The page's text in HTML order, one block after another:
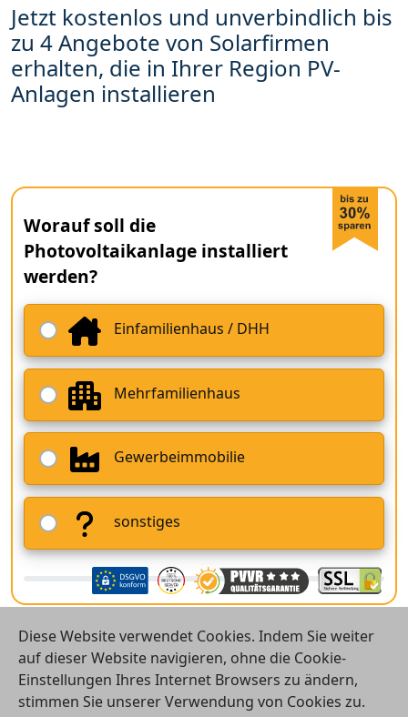
Jetzt kostenlos und unverbindlich bis
zu 4 Angebote von Solarfirmen
erhalten, die in Ihrer Region PV-
Anlagen installieren
Worauf soll die
Photovoltaikanlage installiert
werden?
Einfamilienhaus / DHH
Mehrfamilienhaus
Gewerbeimmobilie
sonstiges
© 2026 Vergleichsrechner24 GmbH
Diese Website verwendet Cookies. Indem Sie weiter
auf dieser Website navigieren, ohne die Cookie-
Einstellungen Ihres Internet Browsers zu ändern,
stimmen Sie unserer Verwendung von Cookies zu.